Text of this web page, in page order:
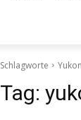
Schlagworte
Tag: